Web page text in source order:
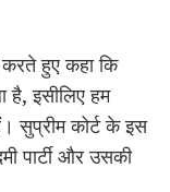
हुए कहा कि
इसीलिए हम
सुप्रीम कोर्ट के इस
पार्टी और उसकी